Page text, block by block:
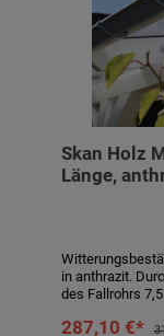
Skan Holz
Länge,
in anthrazit.
des Fallrohrs
287,10 €*